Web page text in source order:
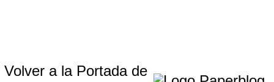
Volver a la Portada de